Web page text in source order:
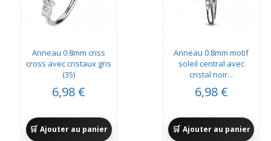
Anneau 0.8mm criss
cross avec cristaux gris
(35)
6,98 €
Ajouter au panier
Anneau 0.8mm motif
soleil central avec
cristal noir...
6,98 €
Ajouter au panier